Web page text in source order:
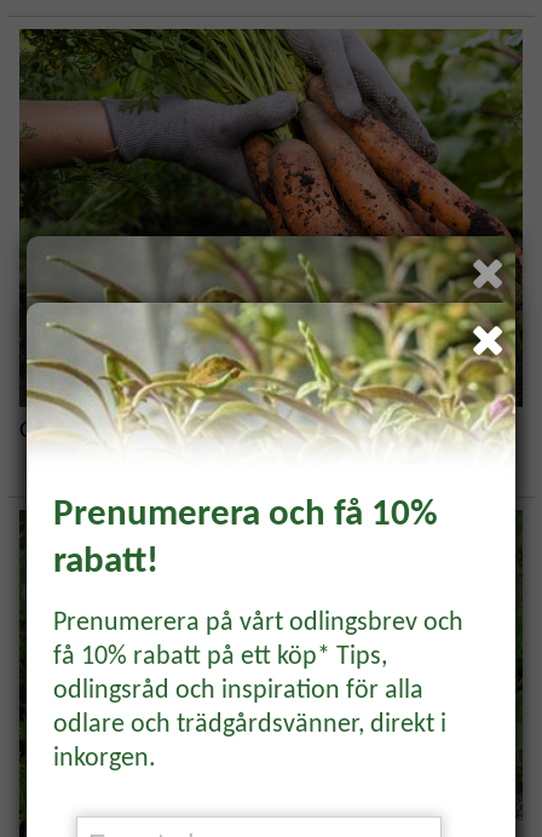
Odla morötter – komplett guide
Bli medlem och få 10% på
ditt första köp! *
Samla bonus, få unika erbjudanden och
BLI MEDLEM
Rabattkoden hittar du i mejlet du får som
bekräftelse på ditt medlemskap.
Redan medlem?Logga inför att se
Prenumerera och få 10%
rabatt!
Prenumerera på vårt odlingsbrev och
få 10% rabatt på ett köp* Tips,
odlingsråd och inspiration för alla
odlare och trädgårdsvänner, direkt i
inkorgen.